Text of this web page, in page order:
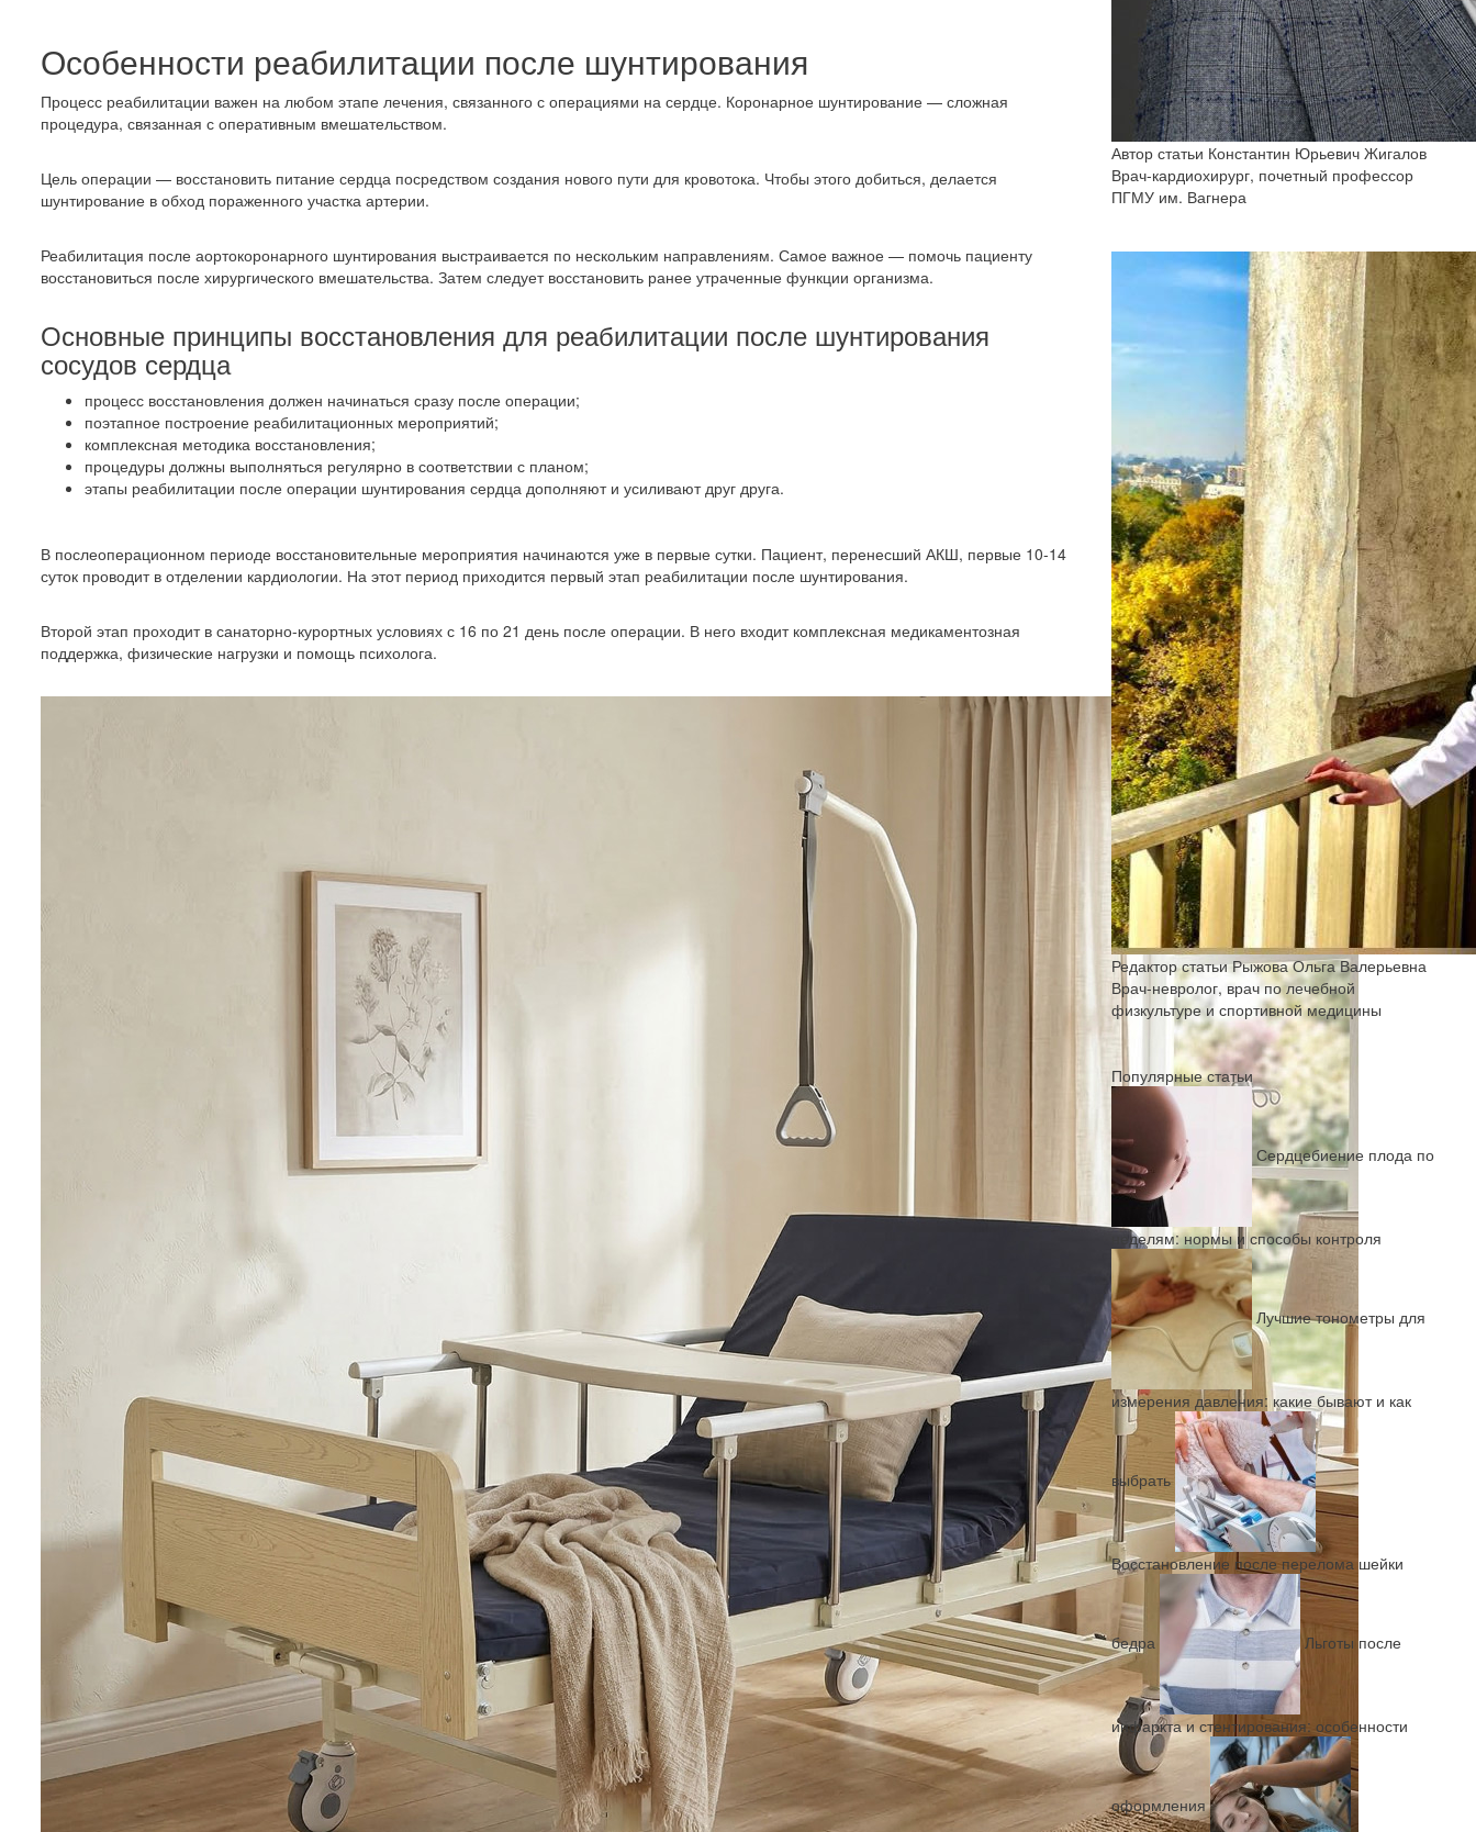
Особенности реабилитации после шунтирования
Процесс реабилитации важен на любом этапе лечения, связанного с операциями на сердце. Коронарное шунтирование — сложная
процедура, связанная с оперативным вмешательством.
Цель операции — восстановить питание сердца посредством создания нового пути для кровотока. Чтобы этого добиться, делается
шунтирование в обход пораженного участка артерии.
Реабилитация после аортокоронарного шунтирования выстраивается по нескольким направлениям. Самое важное — помочь пациенту
восстановиться после хирургического вмешательства. Затем следует восстановить ранее утраченные функции организма.
Основные принципы восстановления для реабилитации после шунтирования
сосудов сердца
процесс восстановления должен начинаться сразу после операции;
поэтапное построение реабилитационных мероприятий;
комплексная методика восстановления;
процедуры должны выполняться регулярно в соответствии с планом;
этапы реабилитации после операции шунтирования сердца дополняют и усиливают друг друга.
В послеоперационном периоде восстановительные мероприятия начинаются уже в первые сутки. Пациент, перенесший АКШ, первые 10-14
суток проводит в отделении кардиологии. На этот период приходится первый этап реабилитации после шунтирования.
Второй этап проходит в санаторно-курортных условиях с 16 по 21 день после операции. В него входит комплексная медикаментозная
поддержка, физические нагрузки и помощь психолога.
Автор статьи Константин Юрьевич Жигалов
Врач-кардиохирург, почетный профессор
ПГМУ им. Вагнера
Редактор статьи Рыжова Ольга Валерьевна
Врач-невролог, врач по лечебной
физкультуре и спортивной медицины
Популярные статьи
Сердцебиение плода по
неделям: нормы и способы контроля
Лучшие тонометры для
измерения давления: какие бывают и как
выбрать
Восстановление после перелома шейки
бедра Льготы после
инфаркта и стентирования: особенности
оформления